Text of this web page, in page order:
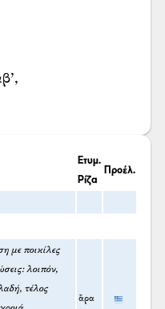
Ετυμ.
Ρίζα
Προέλ.
με ποικίλες
λοιπόν,
τέλος
ἄρα